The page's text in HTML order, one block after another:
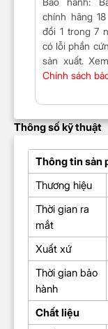
chính hãng
đổi 1 trong 7
có lỗi phần
sản xuất.
Chính sách
Thông số kỹ thuật
Thông tin sản
Thương hiệu
Thời gian ra
mắt
Xuất xứ
Thời gian bảo
hành
Chất liệu